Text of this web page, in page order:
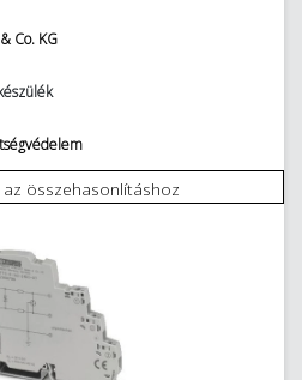
Co. KG
az összehasonlításhoz